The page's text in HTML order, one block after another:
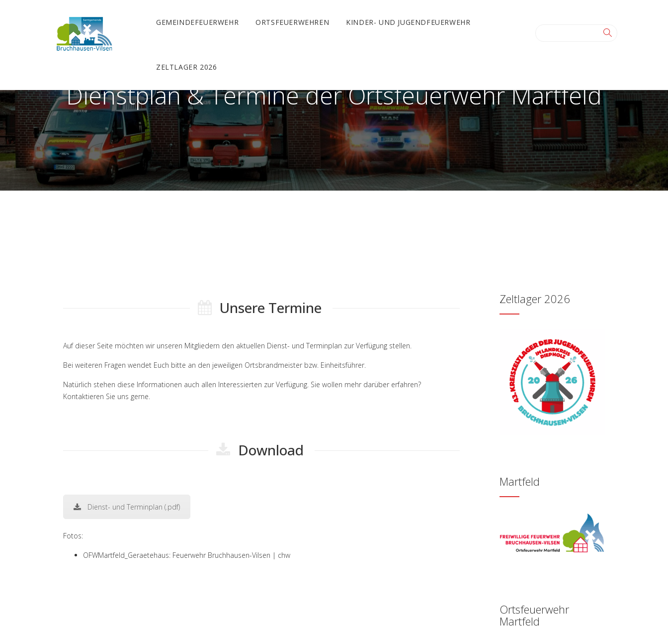
GEMEINDEFEUERWEHR ORTSFEUERWEHREN KINDER- UND JUGENDFEUERWEHR
ZELTLAGER 2026
Dienstplan & Termine der Ortsfeuerwehr Martfeld
Unsere Termine
Auf dieser Seite möchten wir unseren Mitgliedern den aktuellen Dienst- und Terminplan zur Verfügung stellen.
Bei weiteren Fragen wendet Euch bitte an den jeweiligen Ortsbrandmeister bzw. Einheitsführer.
Natürlich stehen diese Informationen auch allen Interessierten zur Verfügung. Sie wollen mehr darüber erfahren?
Kontaktieren Sie uns gerne.
Download
Dienst- und Terminplan (.pdf)
Fotos:
OFWMartfeld_Geraetehaus: Feuerwehr Bruchhausen-Vilsen | chw
Zeltlager 2026
Martfeld
Ortsfeuerwehr
Martfeld